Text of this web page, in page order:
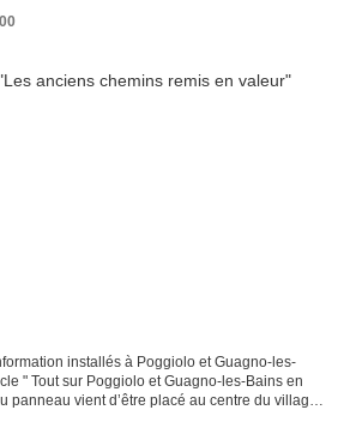
installés à Poggiolo et Guagno-les-
" Tout sur Poggiolo et Guagno-les-Bains en
panneau vient d’être placé au centre du village.